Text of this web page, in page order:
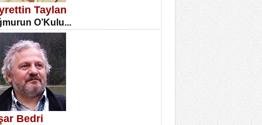
DİLEK ARSLAN
Günü Mahkemesi...
Taylan
O’Kulu...
Bedri